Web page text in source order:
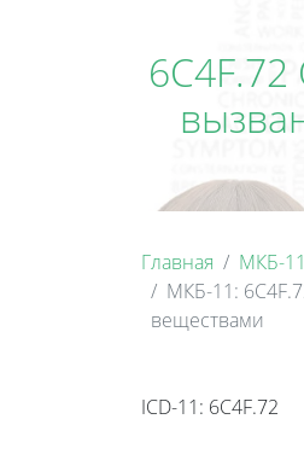
Главная
МКБ-11
МКБ-11:
веществами
ICD-11: 6C4F.72